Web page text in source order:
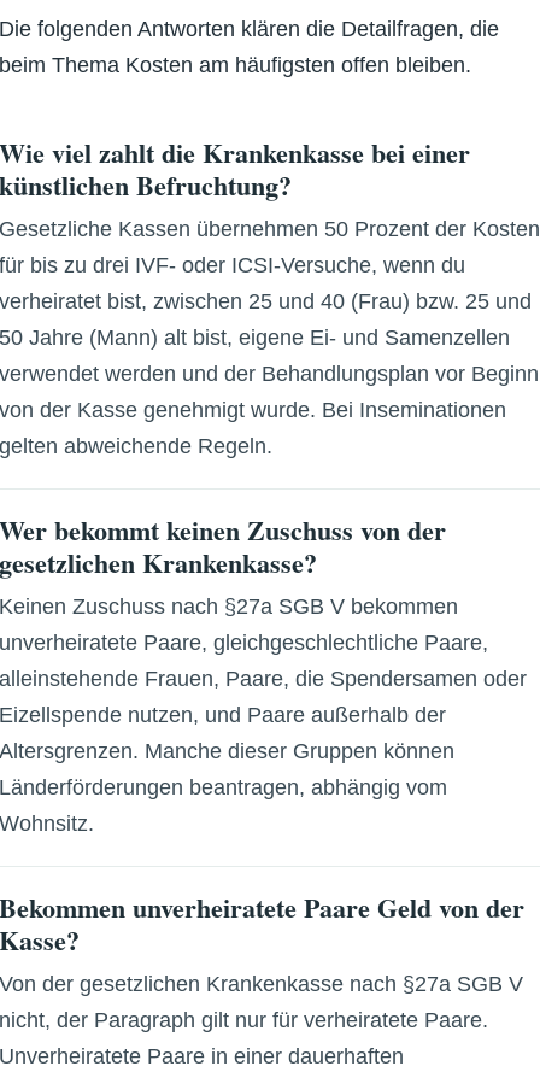
Die folgenden Antworten klären die Detailfragen, die
beim Thema Kosten am häufigsten offen bleiben.
Wie viel zahlt die Krankenkasse bei einer
künstlichen Befruchtung?
Gesetzliche Kassen übernehmen 50 Prozent der Kosten
für bis zu drei IVF- oder ICSI-Versuche, wenn du
verheiratet bist, zwischen 25 und 40 (Frau) bzw. 25 und
50 Jahre (Mann) alt bist, eigene Ei- und Samenzellen
verwendet werden und der Behandlungsplan vor Beginn
von der Kasse genehmigt wurde. Bei Inseminationen
gelten abweichende Regeln.
Wer bekommt keinen Zuschuss von der
gesetzlichen Krankenkasse?
Keinen Zuschuss nach §27a SGB V bekommen
unverheiratete Paare, gleichgeschlechtliche Paare,
alleinstehende Frauen, Paare, die Spendersamen oder
Eizellspende nutzen, und Paare außerhalb der
Altersgrenzen. Manche dieser Gruppen können
Länderförderungen beantragen, abhängig vom
Wohnsitz.
Bekommen unverheiratete Paare Geld von der
Kasse?
Von der gesetzlichen Krankenkasse nach §27a SGB V
nicht, der Paragraph gilt nur für verheiratete Paare.
Unverheiratete Paare in einer dauerhaften